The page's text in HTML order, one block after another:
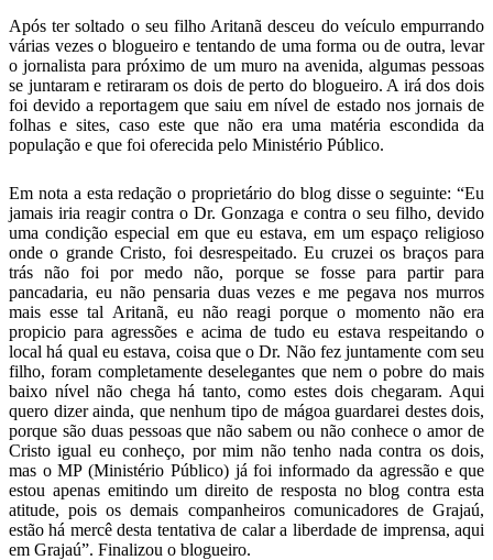
Após ter soltado o seu filho Aritanã desceu do veículo empurrando
várias vezes o blogueiro e tentando de uma forma ou de outra, levar
o jornalista para próximo de um muro na avenida, algumas pessoas
se juntaram e retiraram os dois de perto do blogueiro. A irá dos dois
foi devido a reportagem que saiu em nível de estado nos jornais de
folhas e sites, caso este que não era uma matéria escondida da
população e que foi oferecida pelo Ministério Público.
Em nota a esta redação o proprietário do blog disse o seguinte: “Eu
jamais iria reagir contra o Dr. Gonzaga e contra o seu filho, devido
uma condição especial em que eu estava, em um espaço religioso
onde o grande Cristo, foi desrespeitado. Eu cruzei os braços para
trás não foi por medo não, porque se fosse para partir para
pancadaria, eu não pensaria duas vezes e me pegava nos murros
mais esse tal Aritanã, eu não reagi porque o momento não era
propicio para agressões e acima de tudo eu estava respeitando o
local há qual eu estava, coisa que o Dr. Não fez juntamente com seu
filho, foram completamente deselegantes que nem o pobre do mais
baixo nível não chega há tanto, como estes dois chegaram. Aqui
quero dizer ainda, que nenhum tipo de mágoa guardarei destes dois,
porque são duas pessoas que não sabem ou não conhece o amor de
Cristo igual eu conheço, por mim não tenho nada contra os dois,
mas o MP (Ministério Público) já foi informado da agressão e que
estou apenas emitindo um direito de resposta no blog contra esta
atitude, pois os demais companheiros comunicadores de Grajaú,
estão há mercê desta tentativa de calar a liberdade de imprensa, aqui
em Grajaú”. Finalizou o blogueiro.